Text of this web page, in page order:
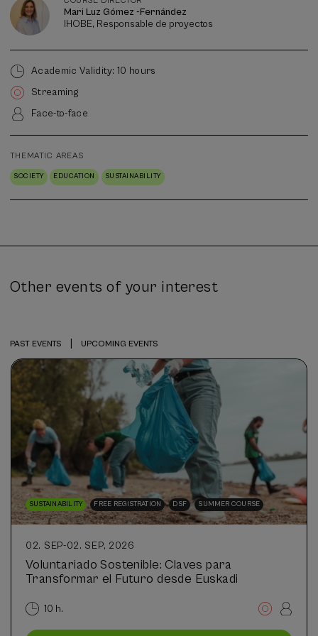
Mari Luz Gómez -Fernández
IHOBE, Responsable de proyectos
Academic Validity: 10 hours
Streaming
Face-to-face
THEMATIC AREAS
SOCIETY EDUCATION SUSTAINABILITY
Other events of your interest
PAST EVENTS UPCOMING EVENTS
SUSTAINABILITY FREE REGISTRATION DSF SUMMER COURSE
02. SEP-02. SEP, 2026
Voluntariado Sostenible: Claves para
Transformar el Futuro desde Euskadi
10 h.